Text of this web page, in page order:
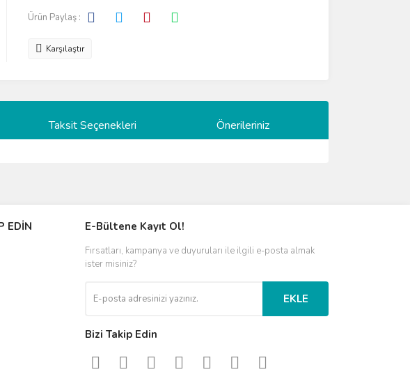
Ürün Paylaş :
Karşılaştır
Taksit Seçenekleri Önerileriniz
EDİN E-Bültene Kayıt Ol!
Fırsatları, kampanya ve duyuruları ile ilgili e-posta almak
ister misiniz?
EKLE
Bizi Takip Edin